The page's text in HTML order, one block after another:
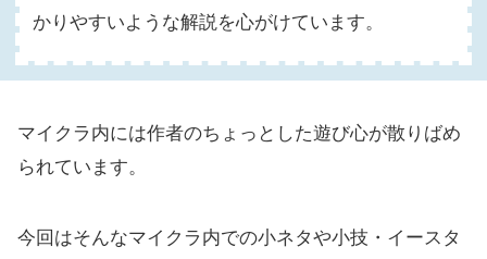
かりやすいような解説を心がけています。
マイクラ内には作者のちょっとした遊び心が散りばめ
られています。
今回はそんなマイクラ内での小ネタや小技・イースタ